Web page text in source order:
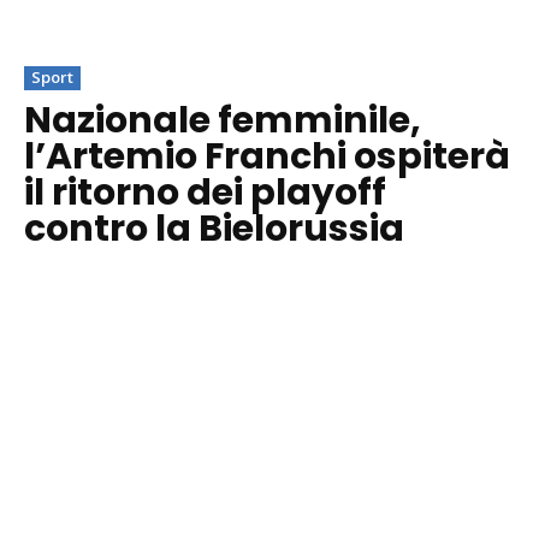
Sport
Nazionale femminile,
l’Artemio Franchi ospiterà
il ritorno dei playoff
contro la Bielorussia